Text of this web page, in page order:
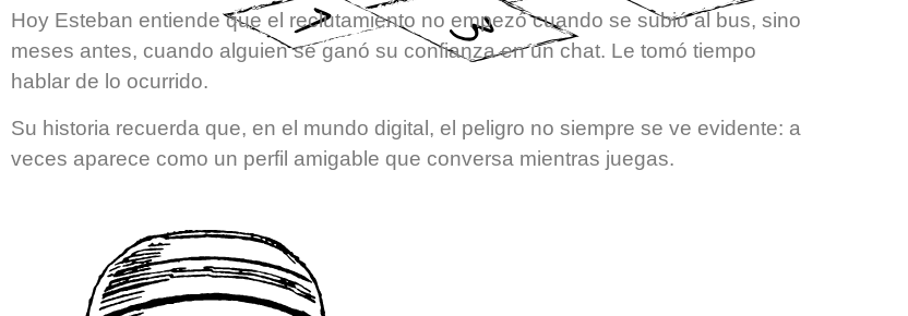
Hoy Esteban entiende que el reclutamiento no empezó cuando se subió al bus, sino
meses antes, cuando alguien se ganó su confianza en un chat. Le tomó tiempo
hablar de lo ocurrido.
Su historia recuerda que, en el mundo digital, el peligro no siempre se ve evidente: a
veces aparece como un perfil amigable que conversa mientras juegas.